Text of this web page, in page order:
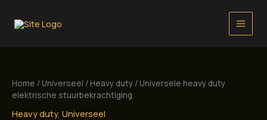
naar
Home /Universeel /Heavy duty / Universele heavy duty
elektrische stuurbekrachtiging.
Heavy duty, Universeel